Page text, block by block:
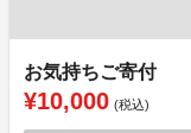
お気持ちご寄付
¥10,000 (税込)